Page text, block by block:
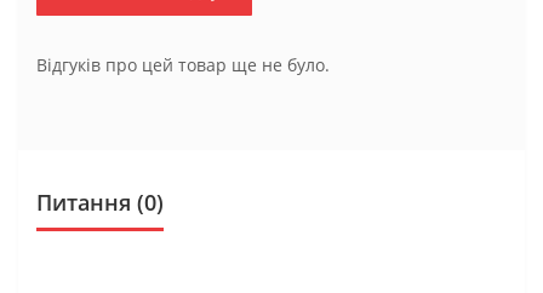
Відгуків про цей товар ще не було.
Питання (0)